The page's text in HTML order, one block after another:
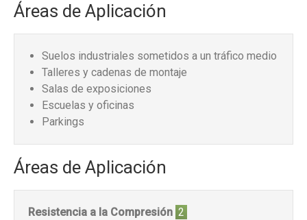
Áreas de Aplicación
Suelos industriales sometidos a un tráfico medio
Talleres y cadenas de montaje
Salas de exposiciones
Escuelas y oficinas
Parkings
Áreas de Aplicación
Resistencia a la Compresión 2